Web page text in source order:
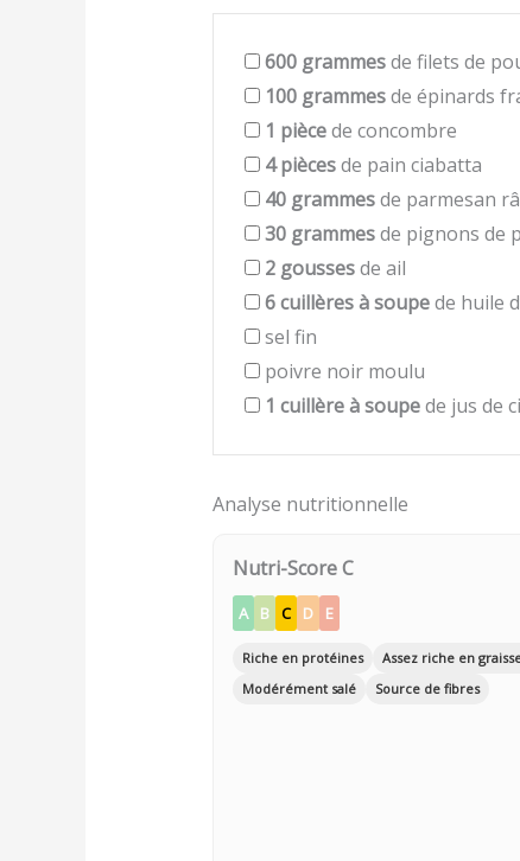
600 grammesde filets de
100 grammesde épinards
1 piècede concombre
4 piècesde pain ciabatta
40 grammesde parmesan
30 grammesde pignons de
2 goussesde ail
6cuillères à soupede huile
sel fin
poivre noir moulu
1 cuillère à soupede jus de
Analyse nutritionnelle
Nutri-Score C
A B C D E
Riche en protéines
Assez riche en
Modérément salé
Source de fibres